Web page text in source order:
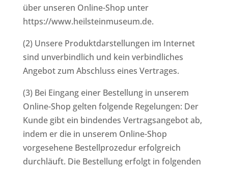
über unseren Online-Shop unter
https://www.heilsteinmuseum.de.
(2) Unsere Produktdarstellungen im Internet
sind unverbindlich und kein verbindliches
Angebot zum Abschluss eines Vertrages.
(3) Bei Eingang einer Bestellung in unserem
Online-Shop gelten folgende Regelungen: Der
Kunde gibt ein bindendes Vertragsangebot ab,
indem er die in unserem Online-Shop
vorgesehene Bestellprozedur erfolgreich
durchläuft. Die Bestellung erfolgt in folgenden